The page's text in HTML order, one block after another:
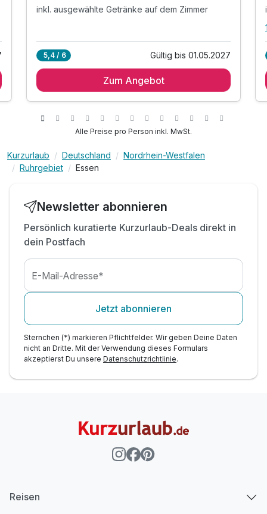
inkl. ausgewählte Getränke auf dem Zimmer
5,4 / 6 Gültig bis 01.05.2027
Zum Angebot
Alle Preise pro Person inkl. MwSt.
Kurzurlaub Deutschland
Nordrhein-Westfalen
Ruhrgebiet
Essen
Newsletter abonnieren
Persönlich kuratierte Kurzurlaub-Deals direkt in
dein Postfach
E-Mail-Adresse*
Jetzt abonnieren
Sternchen (*) markieren Pflichtfelder. Wir geben Deine Daten
nicht an Dritte. Mit der Verwendung dieses Formulars
akzeptierst Du unsere Datenschutzrichtlinie.
Reisen